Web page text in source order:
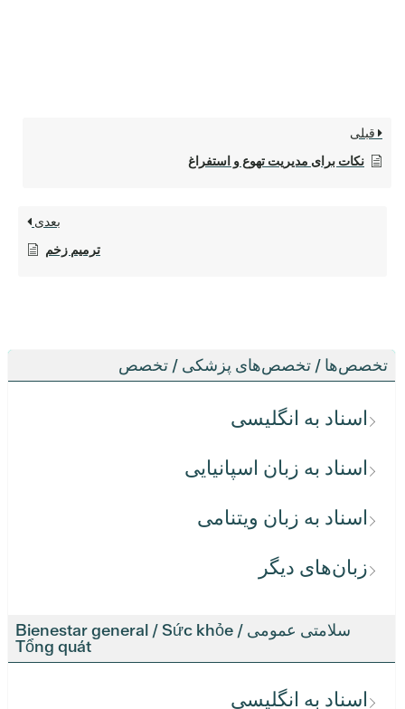
تخصص‌ها / تخصص‌های پزشکی / تخصص
اسناد به انگلیسی
اسناد به زبان اسپانیایی
اسناد به زبان ویتنامی
زبان‌های دیگر
سلامتی عمومی / Bienestar general / Sức khỏe
Tổng quát
اسناد به انگلیسی
قبلی
نکات برای مدیریت تهوع و استفراغ
بعدی
ترمیم زخم